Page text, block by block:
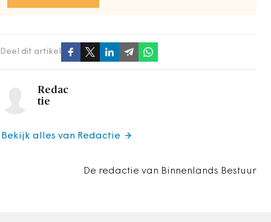
Deel dit artikel
Redac
tie
De redactie van Binnenlands Bestuur
Bekijk alles van Redactie